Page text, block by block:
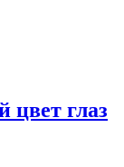
цвет глаз